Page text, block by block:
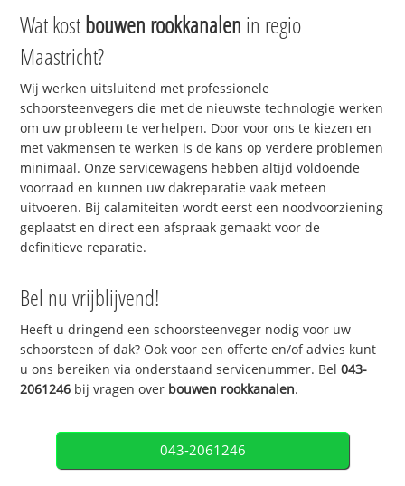
Wat kostbouwen rookkanalen in regio
Maastricht?
Wij werken uitsluitend met professionele
schoorsteenvegers die met de nieuwste technologie werken
om uw probleem te verhelpen. Door voor ons te kiezen en
met vakmensen te werken is de kans op verdere problemen
minimaal. Onze servicewagens hebben altijd voldoende
voorraad en kunnen uw dakreparatie vaak meteen
uitvoeren. Bij calamiteiten wordt eerst een noodvoorziening
geplaatst en direct een afspraak gemaakt voor de
definitieve reparatie.
Bel nu vrijblijvend!
Heeft u dringend een schoorsteenveger nodig voor uw
schoorsteen of dak? Ook voor een offerte en/of advies kunt
u ons bereiken via onderstaand servicenummer. Bel043-
2061246 bij vragen over bouwen rookkanalen.
043-2061246